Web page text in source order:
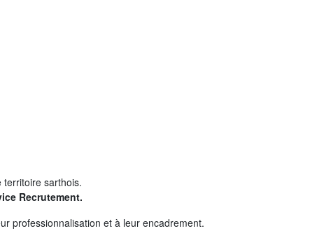
territoire sarthois.
Recrutement.
professionnalisation et à leur encadrement.